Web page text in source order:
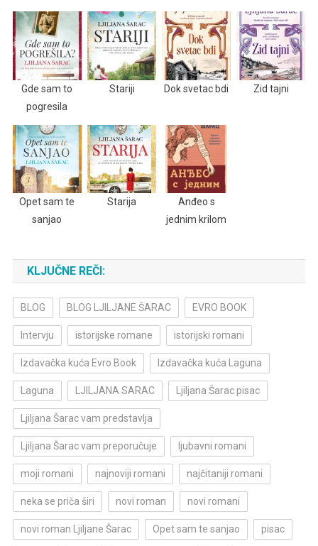
Gde sam to
pogresila
Stariji Dok svetac bdi Zid tajni
Opet sam te
sanjao
Starija
Anđeo s
jednim krilom
KLJUČNE REČI:
BLOG BLOG LJILJANE ŠARAC EVRO BOOK
Intervju istorijske romane istorijski romani
Izdavačka kuća Evro Book Izdavačka kuća Laguna
Laguna LJILJANA SARAC Ljiljana Šarac pisac
Ljiljana Šarac vam predstavlja
Ljiljana Šarac vam preporučuje ljubavni romani
moji romani najnoviji romani najčitaniji romani
neka se priča širi novi roman novi romani
novi roman Ljiljane Šarac Opet sam te sanjao pisac